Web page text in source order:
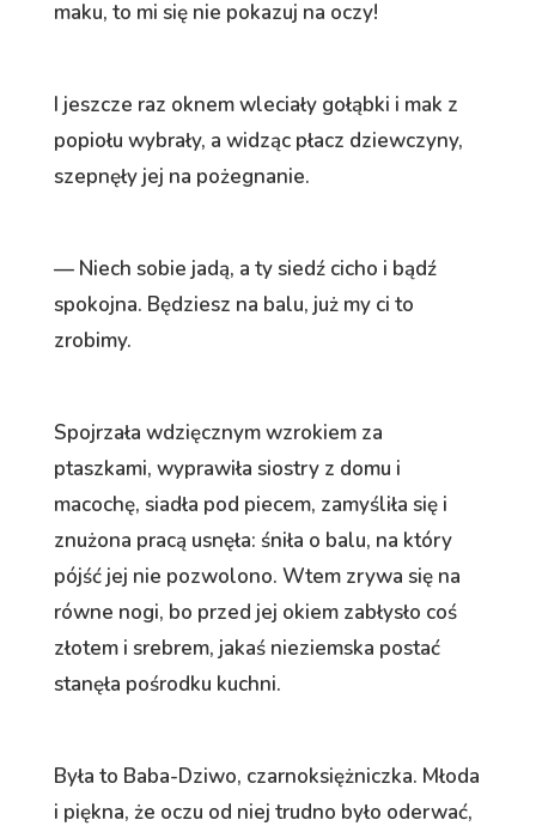
maku, to mi się nie pokazuj na oczy!
I jeszcze raz oknem wleciały gołąbki i mak z
popiołu wybrały, a widząc płacz dziewczyny,
szepnęły jej na pożegnanie.
— Niech sobie jadą, a ty siedź cicho i bądź
spokojna. Będziesz na balu, już my ci to
zrobimy.
Spojrzała wdzięcznym wzrokiem za
ptaszkami, wyprawiła siostry z domu i
macochę, siadła pod piecem, zamyśliła się i
znużona pracą usnęła: śniła o balu, na który
pójść jej nie pozwolono. Wtem zrywa się na
równe nogi, bo przed jej okiem zabłysło coś
złotem i srebrem, jakaś nieziemska postać
stanęła pośrodku kuchni.
Była to Baba-Dziwo, czarnoksiężniczka. Młoda
i piękna, że oczu od niej trudno było oderwać,